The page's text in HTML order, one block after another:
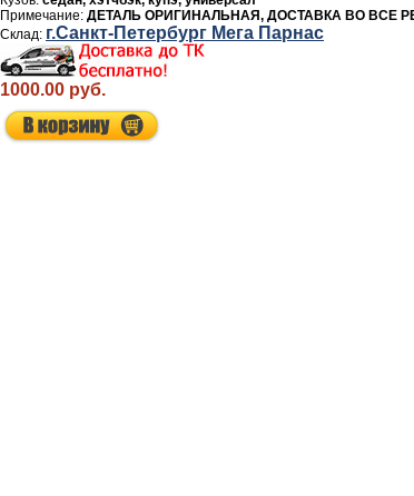
ДЕТАЛЬ ОРИГИНАЛЬНАЯ, ДОСТАВКА ВО ВСЕ
г.Санкт-Петербург Мега Парнас
1000.00 руб.